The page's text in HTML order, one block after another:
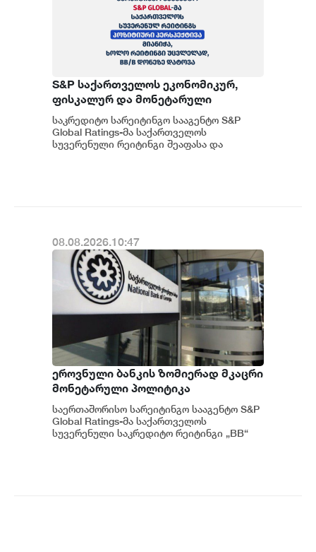
S&P საქართველოს ეკონომიკურ,
ფისკალურ და მონეტარული
პოლიტიკის ჩარჩოს კვლავ
გონივრულად და წინდახედულად
აფასებს
საკრედიტო სარეიტინგო სააგენტო S&P
Global Ratings-მა საქართველოს
სუვერენული რეიტინგი შეაფასა და
08.08.2026.10:47
ეროვნული ბანკის ზომიერად მკაცრი
მონეტარული პოლიტიკა
ინფლაციური მოლოდინების
სათანადო დონეზე შენარჩუნებას
უწყობს ხელს - S&P Global Ratings
საერთაშორისო სარეიტინგო სააგენტო S&P
Global Ratings-მა საქართველოს
სუვერენული საკრედიტო რეიტინგი „BB“